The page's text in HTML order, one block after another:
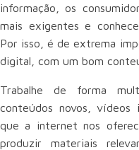
informação, os
mais exigentes e
Por isso, é de extrema
digital, com um bom
Trabalhe de forma
conteúdos novos, vídeos
que a internet nos
produzir materiais